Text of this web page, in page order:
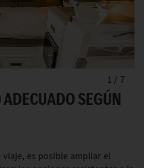
1 / 7
SEGÚN
es posible ampliar el